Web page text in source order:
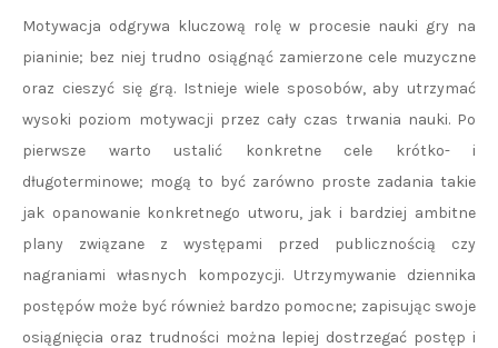
Motywacja odgrywa kluczową rolę w procesie nauki gry na
pianinie; bez niej trudno osiągnąć zamierzone cele muzyczne
oraz cieszyć się grą. Istnieje wiele sposobów, aby utrzymać
wysoki poziom motywacji przez cały czas trwania nauki. Po
pierwsze warto ustalić konkretne cele krótko- i
długoterminowe; mogą to być zarówno proste zadania takie
jak opanowanie konkretnego utworu, jak i bardziej ambitne
plany związane z występami przed publicznością czy
nagraniami własnych kompozycji. Utrzymywanie dziennika
postępów może być również bardzo pomocne; zapisując swoje
osiągnięcia oraz trudności można lepiej dostrzegać postęp i